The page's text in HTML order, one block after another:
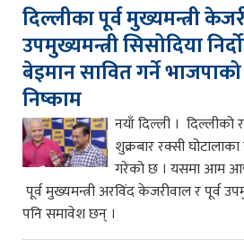
दिल्लीका पूर्व मुख्यमन्त्री
उपमुख्यमन्त्री सिसोदिया
बेइमान सावित गर्ने
निष्काम
नयाँ दिल्ली ।
शुक्रबार रक्सी
गरेको छ । यसमा आम
पूर्व मुख्यमन्त्री अरविंद केजरीवाल र पूर्व
पनि समावेश छन् ।